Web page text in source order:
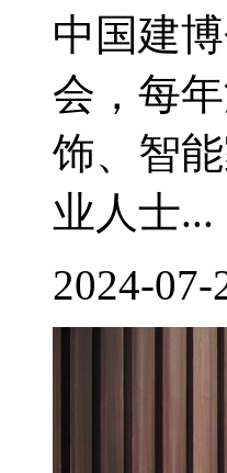
中国建
会，每
饰、智
业人士...
2024-07-